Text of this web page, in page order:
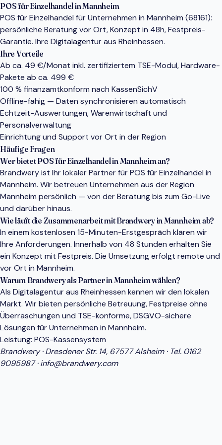
POS für Einzelhandel in Mannheim
POS für Einzelhandel für Unternehmen in Mannheim (68161):
persönliche Beratung vor Ort, Konzept in 48h, Festpreis-
Garantie. Ihre Digitalagentur aus Rheinhessen.
Ihre Vorteile
Ab ca. 49 €/Monat inkl. zertifiziertem TSE-Modul, Hardware-
Pakete ab ca. 499 €
100 % finanzamtkonform nach KassenSichV
Offline-fähig — Daten synchronisieren automatisch
Echtzeit-Auswertungen, Warenwirtschaft und
Personalverwaltung
Einrichtung und Support vor Ort in der Region
Häufige Fragen
Wer bietet POS für Einzelhandel in Mannheim an?
Brandwery ist Ihr lokaler Partner für POS für Einzelhandel in
Mannheim. Wir betreuen Unternehmen aus der Region
Mannheim persönlich — von der Beratung bis zum Go-Live
und darüber hinaus.
Wie läuft die Zusammenarbeit mit Brandwery in Mannheim ab?
In einem kostenlosen 15-Minuten-Erstgespräch klären wir
Ihre Anforderungen. Innerhalb von 48 Stunden erhalten Sie
ein Konzept mit Festpreis. Die Umsetzung erfolgt remote und
vor Ort in Mannheim.
Warum Brandwery als Partner in Mannheim wählen?
Als Digitalagentur aus Rheinhessen kennen wir den lokalen
Markt. Wir bieten persönliche Betreuung, Festpreise ohne
Überraschungen und TSE-konforme, DSGVO-sichere
Lösungen für Unternehmen in Mannheim.
Leistung: POS-Kassensystem
Brandwery · Dresdener Str. 14, 67577 Alsheim · Tel. 0162
9095987·info@brandwery.com